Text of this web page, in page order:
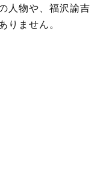
人物や、福沢諭吉
りません。